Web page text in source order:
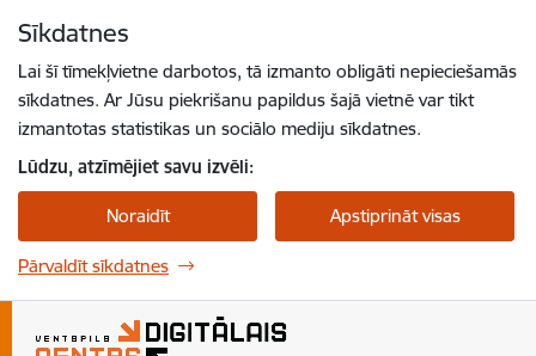
Sīkdatnes
Lai šī tīmekļvietne darbotos, tā izmanto obligāti nepieciešamās
sīkdatnes. Ar Jūsu piekrišanu papildus šajā vietnē var tikt
izmantotas statistikas un sociālo mediju sīkdatnes.
Lūdzu, atzīmējiet savu izvēli:
Noraidīt Apstiprināt visas
Pārvaldīt sīkdatnes